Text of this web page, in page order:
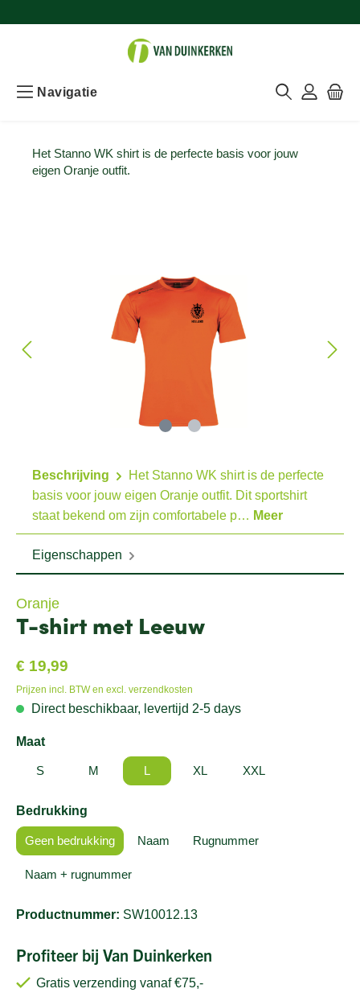
Navigatie
Het Stanno WK shirt is de perfecte basis voor jouw
eigen Oranje outfit.
Beschrijving
Het Stanno WK shirt is de perfecte
basis voor jouw eigen Oranje outfit. Dit sportshirt
staat bekend om zijn comfortabele p… Meer
Eigenschappen
Oranje
T-shirt met Leeuw
€ 19,99
Prijzen incl. BTW en excl. verzendkosten
Direct beschikbaar, levertijd 2-5 days
Maat
S M L XL XXL
Bedrukking
Geen bedrukking Naam Rugnummer
Naam + rugnummer
Productnummer: SW10012.13
Profiteer bij Van Duinkerken
Gratis verzending vanaf €75,-